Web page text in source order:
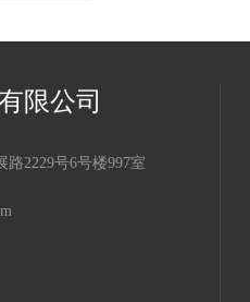
限公司
2229号6号楼997室